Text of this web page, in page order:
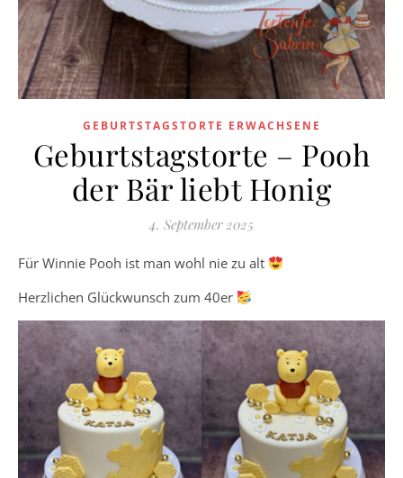
GEBURTSTAGSTORTE ERWACHSENE
Geburtstagstorte – Pooh
der Bär liebt Honig
4. September 2025
Für Winnie Pooh ist man wohl nie zu alt
Herzlichen Glückwunsch zum 40er